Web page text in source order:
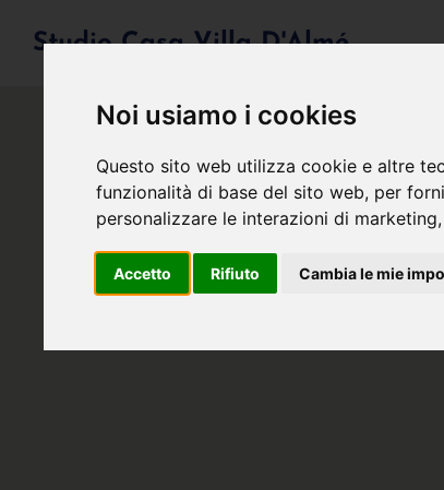
Noi usiamo i cookies
Questo sito web utilizza cookie e altre
funzionalità di base del sito web, per
personalizzare le interazioni di marketing,
Accetto Rifiuto Cambia le mie
Studio Casa Villa D'Almé